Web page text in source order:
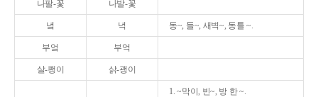
나팔-꽃 나발-꽃
녘 녁 동~, 들~, 새벽~, 동틀 ~.
부엌 부억
살-쾡이 삵-괭이
1. ~막이, 빈~, 방 한 ~.